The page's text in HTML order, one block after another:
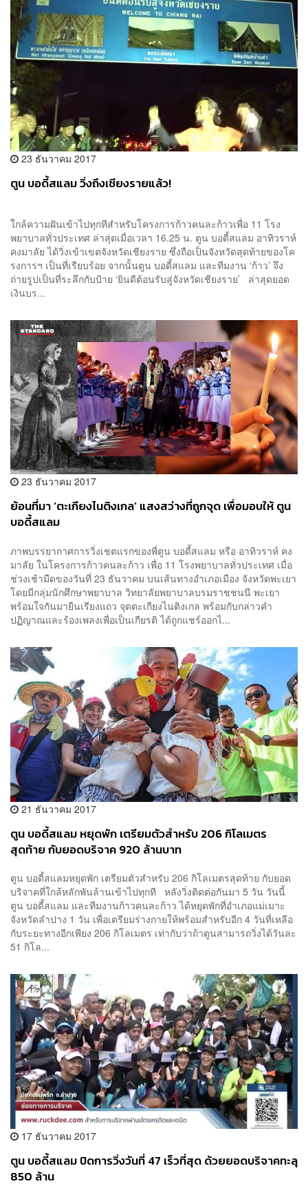
23 ธันวาคม 2017
ตูน บอดี้สแลม วิ่งถึงเชียงรายแล้ว!
ใกล้ความฝันเข้าไปทุกทีสำหรับโครงการก้าวคนละก้าวเพื่อ 11 โรง
พยาบาลทั่วประเทศ ล่าสุดเมื่อเวลา 16.25 น. ตูน บอดี้สแลม อาทิวราห์
คงมาลัย ได้วิ่งเข้าเขตจังหวัดเชียงราย ซึ่งถือเป็นจังหวัดสุดท้ายของโค
รงการฯ เป็นที่เรียบร้อย จากนั้นตูน บอดี้สแลม และทีมงาน ‘ก้าว’ จึง
ถ่ายรูปเป็นที่ระลึกกับป้าย ‘ยินดีต้อนรับสู่จังหวัดเชียงราย’ ล่าสุดยอด
เงินบร...
23 ธันวาคม 2017
ย้อนที่มา ‘ตะเกียงไนติงเกล’ แสงสว่างที่ถูกจุด เพื่อมอบให้ ตูน
บอดี้สแลม
ภาพบรรยากาศการวิ่งเชตแรกของพี่ตูน บอดี้สแลม หรือ อาทิวราห์ คง
มาลัย ในโครงการก้าวคนละก้าว เพื่อ 11 โรงพยาบาลทั่วประเทศ เมื่อ
ช่วงเช้ามืดของวันที่ 23 ธันวาคม บนเส้นทางอำเภอเมือง จังหวัดพะเยา
โดยมีกลุ่มนักศึกษาพยาบาล วิทยาลัยพยาบาลบรมราชชนนี พะเยา
พร้อมใจกันมายืนเรียงแถว จุดตะเกียงไนติงเกล พร้อมกับกล่าวคำ
ปฏิญาณและร้องเพลงเพื่อเป็นเกียรติ ได้ถูกแชร์ออกไ...
21 ธันวาคม 2017
ตูน บอดี้สแลม หยุดพัก เตรียมตัวสำหรับ 206 กิโลเมตร
สุดท้าย กับยอดบริจาค 920 ล้านบาท
ตูน บอดี้สแลมหยุดพัก เตรียมตัวสำหรับ 206 กิโลเมตรสุดท้าย กับยอด
บริจาคที่ใกล้หลักพันล้านเข้าไปทุกที หลังวิ่งติดต่อกันมา 5 วัน วันนี้
ตูน บอดี้สแลม และทีมงานก้าวคนละก้าว ได้หยุดพักที่อำเภอแม่เมาะ
จังหวัดลำปาง 1 วัน เพื่อเตรียมร่างกายให้พร้อมสำหรับอีก 4 วันที่เหลือ
กับระยะทางอีกเพียง 206 กิโลเมตร เท่ากับว่าถ้าตูนสามารถวิ่งได้วันละ
51 กิโล...
17 ธันวาคม 2017
ตูน บอดี้สแลม ปิดการวิ่งวันที่ 47 เร็วที่สุด ด้วยยอดบริจาคทะลุ
850 ล้าน